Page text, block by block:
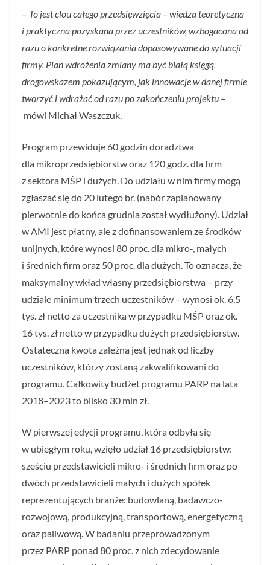
– To jest clou całego przedsięwzięcia – wiedza teoretyczna
i praktyczna pozyskana przez uczestników, wzbogacona od
razu o konkretne rozwiązania dopasowywane do sytuacji
firmy. Plan wdrożenia zmiany ma być białą księgą,
drogowskazem pokazującym, jak innowacje w danej firmie
tworzyć i wdrażać od razu po zakończeniu projektu –
mówi Michał Waszczuk.
Program przewiduje 60 godzin doradztwa
dla mikroprzedsiębiorstw oraz 120 godz. dla firm
z sektora MŚP i dużych. Do udziału w nim firmy mogą
zgłaszać się do 20 lutego br. (nabór zaplanowany
pierwotnie do końca grudnia został wydłużony). Udział
w AMI jest płatny, ale z dofinansowaniem ze środków
unijnych, które wynosi 80 proc. dla mikro-, małych
i średnich firm oraz 50 proc. dla dużych. To oznacza, że
maksymalny wkład własny przedsiębiorstwa – przy
udziale minimum trzech uczestników – wynosi ok. 6,5
tys. zł netto za uczestnika w przypadku MŚP oraz ok.
16 tys. zł netto w przypadku dużych przedsiębiorstw.
Ostateczna kwota zależna jest jednak od liczby
uczestników, którzy zostaną zakwalifikowani do
programu. Całkowity budżet programu PARP na lata
2018–2023 to blisko 30 mln zł.
W pierwszej edycji programu, która odbyła się
w ubiegłym roku, wzięło udział 16 przedsiębiorstw:
sześciu przedstawicieli mikro- i średnich firm oraz po
dwóch przedstawicieli małych i dużych spółek
reprezentujących branże: budowlaną, badawczo-
rozwojową, produkcyjną, transportową, energetyczną
oraz paliwową. W badaniu przeprowadzonym
przez PARP ponad 80 proc. z nich zdecydowanie